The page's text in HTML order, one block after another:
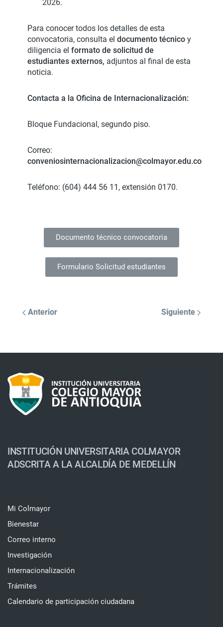
2026.
Para conocer todos los detalles de esta
convocatoria, consulta el documento técnico y
diligencia el formato de solicitud de
estudiantes externos, adjuntos al final de esta
noticia.
Contacta a la Oficina de Internacionalización:
Bloque Fundacional, segundo piso.
Correo:
conveniosinternacionalizacion@colmayor.edu.co
Teléfono: (604) 444 56 11, extensión 0170.
Documento técnico convocatoria
Formulario Solicitud estudiantes
Anterior Siguiente
INSTITUCIÓN UNIVERSITARIA COLMAYOR
ADSCRITA A LA ALCALDÍA DE MEDELLÍN
Mi Colmayor
Bienestar
Correo interno
Investigación
Internacionalización
Trámites
Calendario de participación ciudadana